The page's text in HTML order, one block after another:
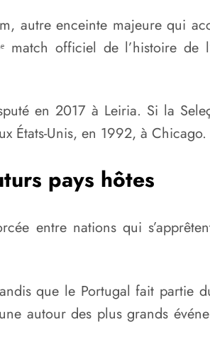
autre enceinte majeure qui
officiel de l’histoire de
en 2017 à Leiria. Si la
États-Unis, en 1992, à Chicago.
pays hôtes
entre nations qui
que le Portugal fait partie
autour des plus grands